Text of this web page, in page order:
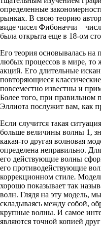
определенные
рынках. В свою теорию
виде чисел Фибоначчи –
была открыта еще в 18-ом
Его теория основывалась
любых процессов в мире, то
акций. Его длительные
повторяющиеся
повсеместно известны и
Более того, при правильном
Эллиота послужит вам, как
Если случится такая
больше величины волны 1,
какая-то другая волновая
определена неправильно. Для
его действующие волны
его противодействующие
коррекционном стиле.
хорошо показывает так
волн. Глядя на эту модель,
складываясь между собой,
крупные волны. И самое
являются точной копией